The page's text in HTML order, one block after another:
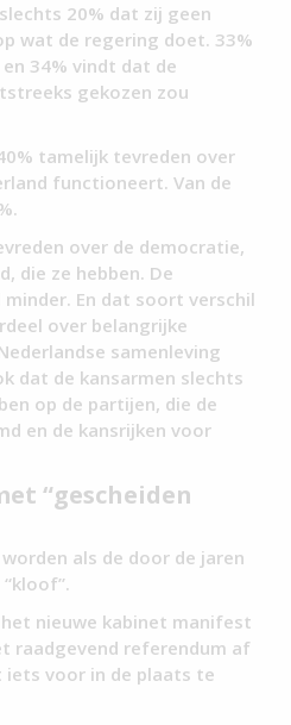
20% dat zij geen
wat de regering doet. 33%
34% vindt dat de
gekozen zou
tamelijk tevreden over
functioneert. Van de
over de democratie,
die ze hebben. De
En dat soort verschil
over belangrijke
samenleving
dat de kansarmen slechts
op de partijen, die de
en de kansrijken voor
“gescheiden
als de door de jaren
nieuwe kabinet manifest
raadgevend referendum af
iets voor in de plaats te